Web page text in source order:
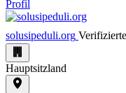
Profil
solusipeduli.org
Hauptsitzland